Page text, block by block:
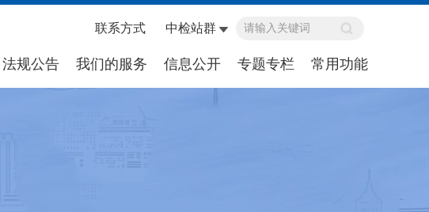
中检站群
联系方式
法规公告 我们的服务 信息公开 专题专栏 常用功能